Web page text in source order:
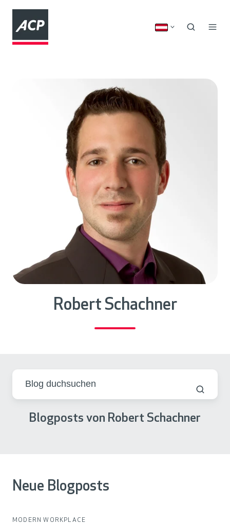
Robert Schachner
Blogposts von Robert Schachner
Neue Blogposts
MODERN WORKPLACE